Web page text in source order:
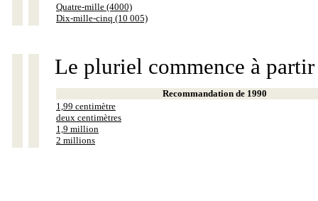
Quatre-mille (4000)
Dix-mille-cinq (10 005)
Le pluriel commence à
Recommandation de 1990
1,99 centimètre
deux centimètres
1,9 million
2 millions